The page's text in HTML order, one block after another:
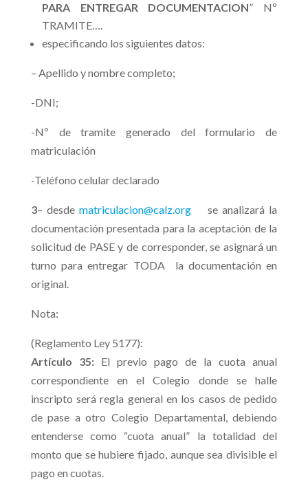
PARA ENTREGAR DOCUMENTACION” Nº
TRAMITE….
especificando los siguientes datos:
– Apellido y nombre completo;
-DNI;
-Nº de tramite generado del formulario de
matriculación
-Teléfono celular declarado
3– desde matriculacion@calz.orgse analizará la
documentación presentada para la aceptación de la
solicitud de PASE y de corresponder, se asignará un
turno para entregar TODA la documentación en
original.
Nota:
(Reglamento Ley 5177):
Artículo 35:El previo pago de la cuota anual
correspondiente en el Colegio donde se halle
inscripto será regla general en los casos de pedido
de pase a otro Colegio Departamental, debiendo
entenderse como “cuota anual” la totalidad del
monto que se hubiere fijado, aunque sea divisible el
pago en cuotas.